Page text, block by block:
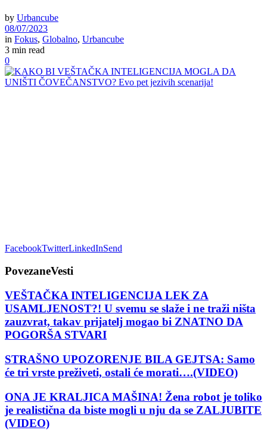
by Urbancube
08/07/2023
in Fokus, Globalno, Urbancube
3 min read
0
FacebookTwitterLinkedInSend
PovezaneVesti
VEŠTAČKA INTELIGENCIJA LEK ZA
USAMLJENOST?! U svemu se slaže i ne traži ništa
zauzvrat, takav prijatelj mogao bi ZNATNO DA
POGORŠA STVARI
STRAŠNO UPOZORENJE BILA GEJTSA: Samo
će tri vrste preživeti, ostali će morati….(VIDEO)
ONA JE KRALJICA MAŠINA! Žena robot je toliko
je realistična da biste mogli u nju da se ZALJUBITE
(VIDEO)